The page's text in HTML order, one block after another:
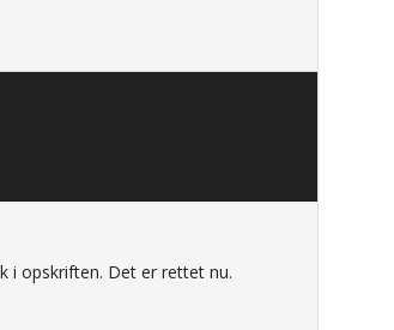
i opskriften. Det er rettet nu.